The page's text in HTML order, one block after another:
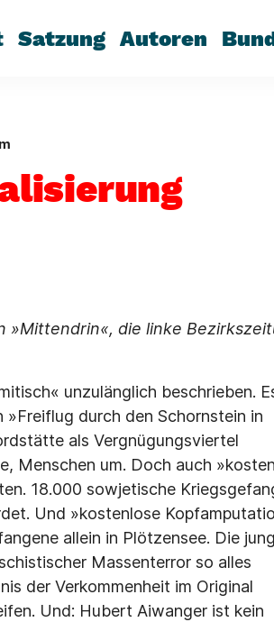
Satzung Autoren
»Mittendrin«, die linke
unzulänglich beschrieben.
durch den Schornstein in
als Vergnügungsviertel
Menschen um. Doch auch
18.000 sowjetische
Und »kostenlose
allein in Plötzensee. Die
Massenterror so alles
der Verkom­menheit im Original
Und: Hubert Aiwanger ist kein